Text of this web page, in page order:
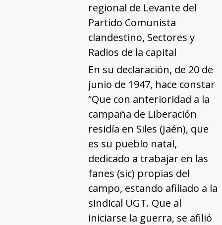
regional de Levante del
Partido Comunista
clandestino, Sectores y
Radios de la capital
En su declaración, de 20 de
junio de 1947, hace constar
“Que con anterioridad a la
campaña de Liberación
residía en Siles (Jaén), que
es su pueblo natal,
dedicado a trabajar en las
fanes (sic) propias del
campo, estando afiliado a la
sindical UGT. Que al
iniciarse la guerra, se afilió